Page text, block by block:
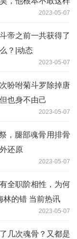
2023-05-07
帝之前一共获得了
？|动态
2023-05-07
吩咐菊斗罗除掉唐
也身不由己
2023-05-07
，腿部魂骨用排骨
还原
2023-05-07
全职阶相性，为何
林的错 当前热讯
2023-05-07
几次魂骨？又都是